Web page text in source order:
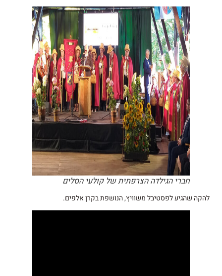
חברי הגילדה הצרפתית של קולעי הסלים
להקה שהגיע לפסטיבל משוויץ, הנושפת בקרן אלפים.